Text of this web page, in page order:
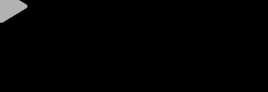
Play